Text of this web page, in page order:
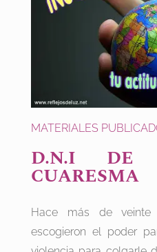
MATERIALES
D.N.I DE
CUARESMA
Hace más de veinte
escogieron el poder